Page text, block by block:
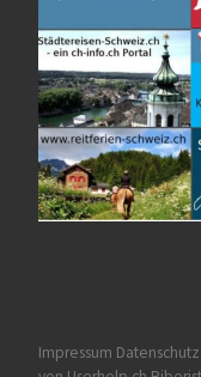
Impressum Datenschutz